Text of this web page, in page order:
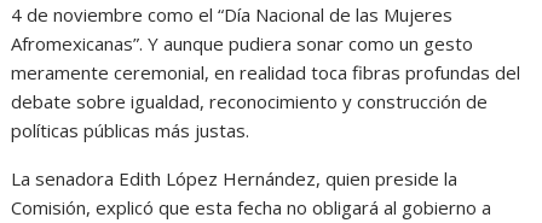
4 de noviembre como el “Día Nacional de las Mujeres
Afromexicanas”. Y aunque pudiera sonar como un gesto
meramente ceremonial, en realidad toca fibras profundas del
debate sobre igualdad, reconocimiento y construcción de
políticas públicas más justas.
La senadora Edith López Hernández, quien preside la
Comisión, explicó que esta fecha no obligará al gobierno a